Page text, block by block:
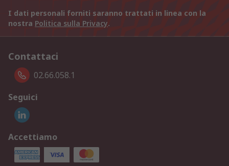
I dati personali forniti saranno trattati in linea con la
nostra Politica sulla Privacy.
Contattaci
02.66.058.1
Seguici
Accettiamo